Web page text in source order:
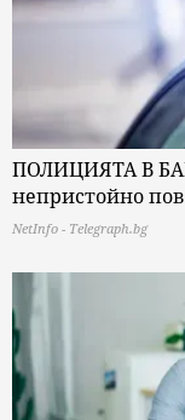
ПОЛИЦИЯТА В
непристойно
NetInfo - Telegraph.bg